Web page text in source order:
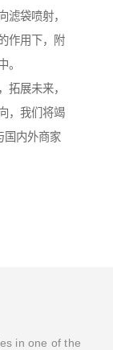
滤袋喷射，
作用下，附
。
拓展未来，
，我们将竭
国内外商家
in one of the